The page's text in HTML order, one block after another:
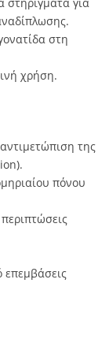
στη
χρήση.
της
πόνου
επεμβάσεις